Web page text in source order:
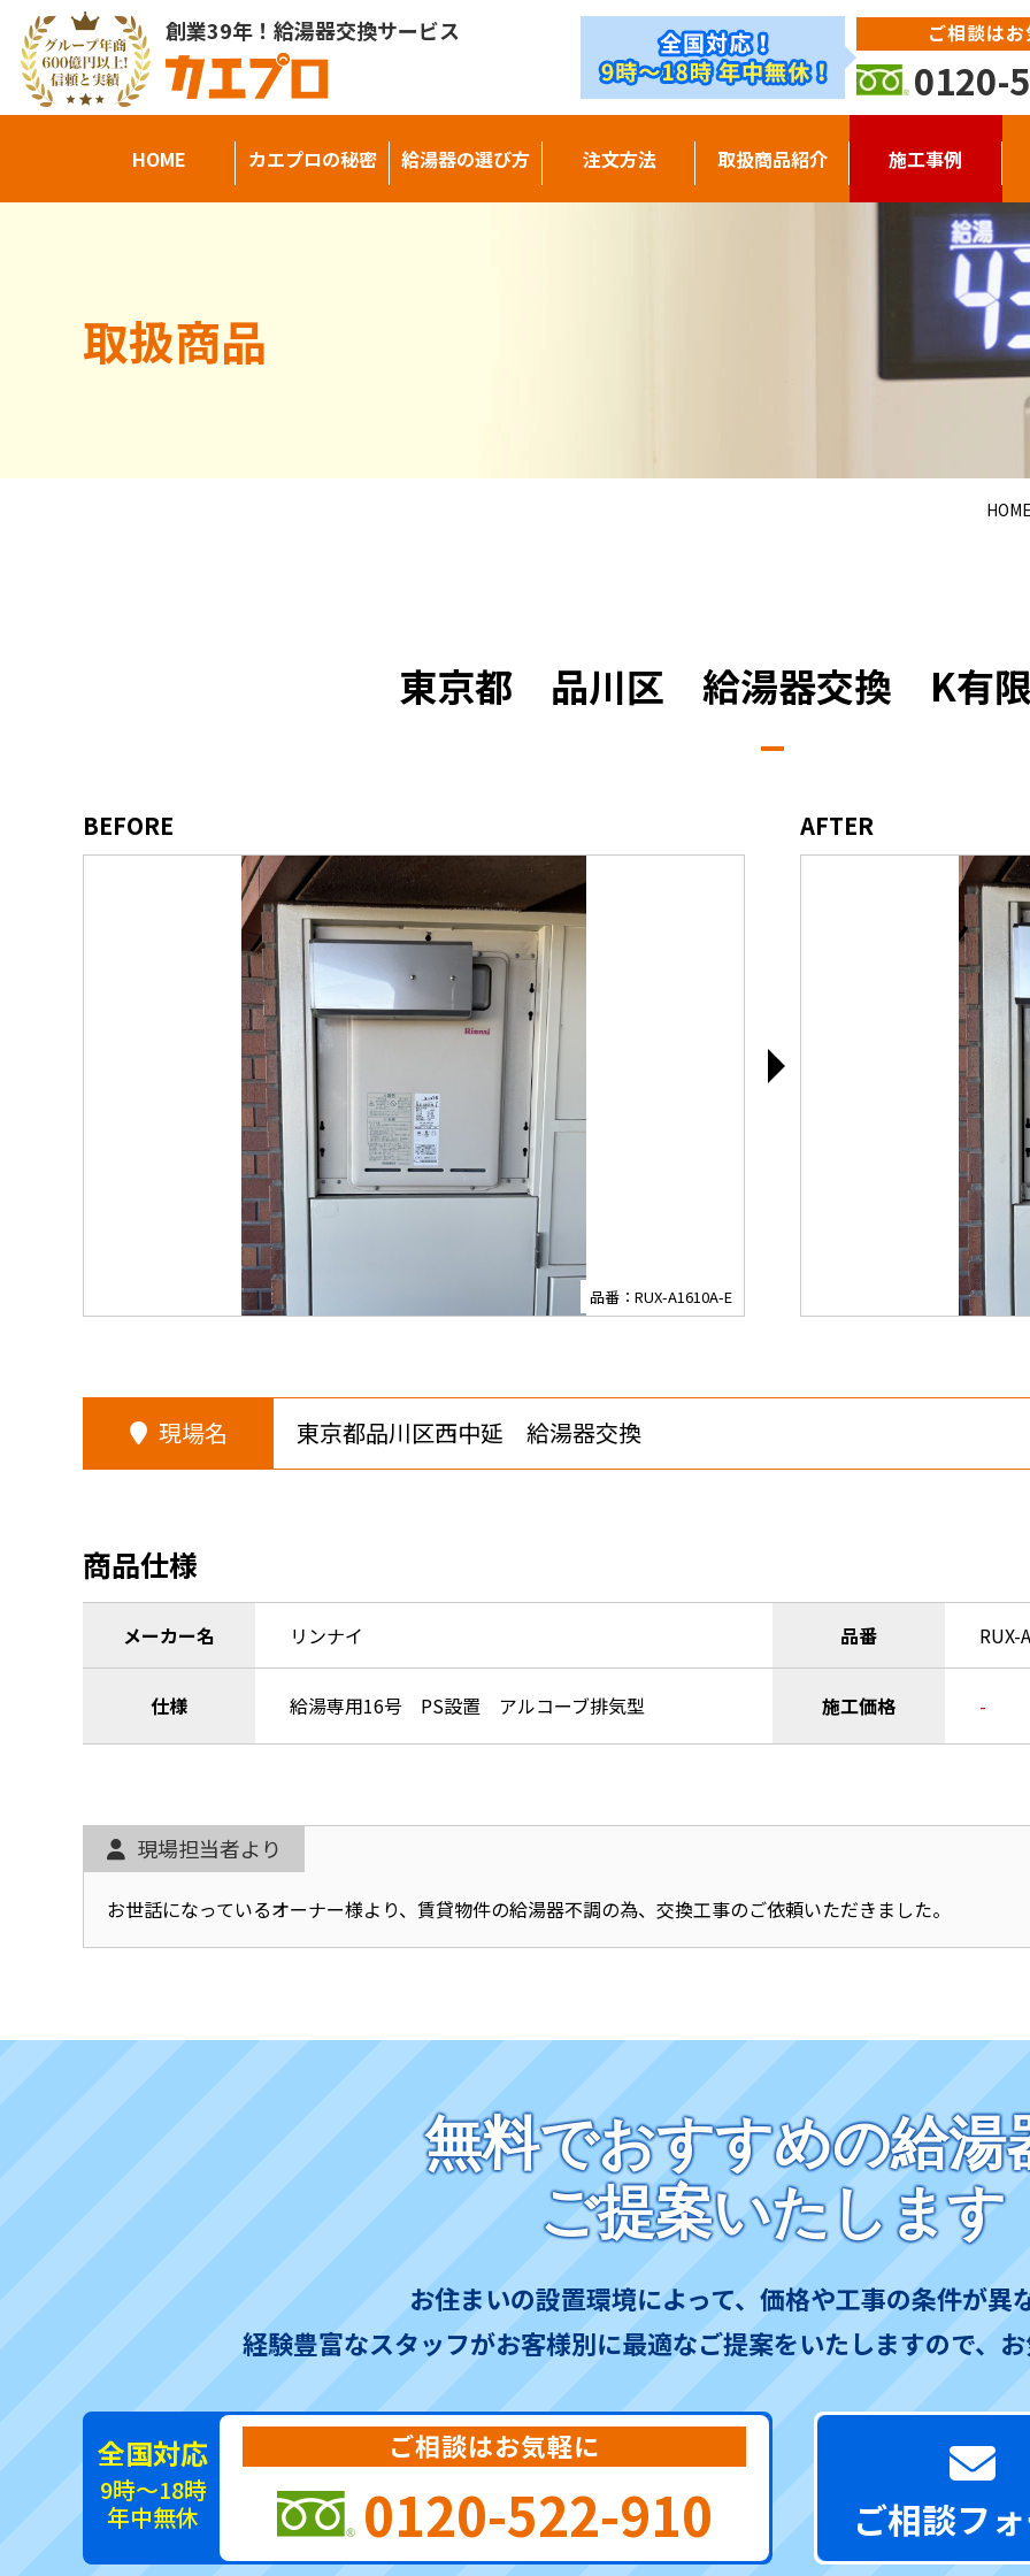
創業39年！給湯器交換サービス ご相談は
0120-
HOME カエプロの秘密 給湯器の選び方 注文方法 取扱商品紹介 施工事例
取扱商品
東京都 品川区 給湯器交換 K有
BEFORE
品番：RUX-A1610A-E
AFTER
現場名 東京都品川区西中延 給湯器交換
商品仕様
メーカー名 リンナイ 品番 RUX-
仕様 給湯専用16号 PS設置 アルコーブ排気型 施工価格 -
現場担当者より
お世話になっているオーナー様より、賃貸物件の給湯器不調の為、交換工事のご依頼いただきました。
無料でおすすめの給湯
ご提案いたします
お住まいの設置環境によって、価格や工事の条件が異
経験豊富なスタッフがお客様別に最適なご提案をいたしますので、
全国対応
9時～18時
年中無休
ご相談はお気軽に
0120-522-910 ご相談フ